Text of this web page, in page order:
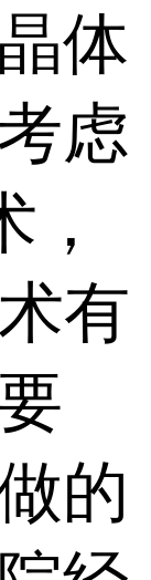
体
虑
有
的